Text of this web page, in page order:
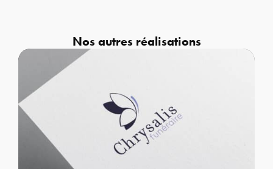
Nos autres réalisations